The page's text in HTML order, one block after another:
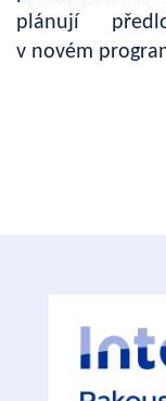
plánují
v novém